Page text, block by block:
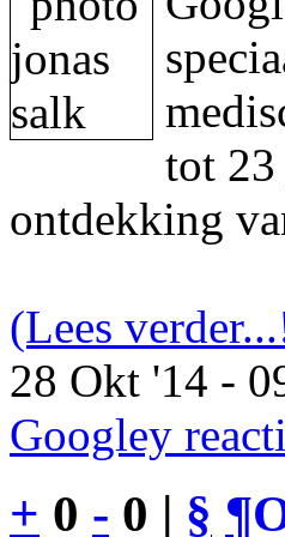
tot
ontdekking
(Lees
28 Okt '14 -
Googley
+ 0 - 0 | § ¶